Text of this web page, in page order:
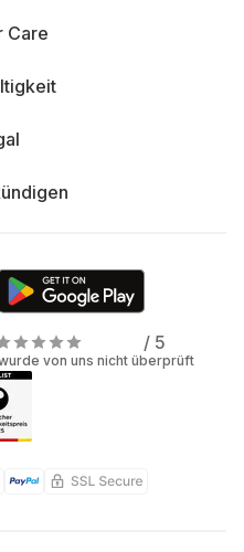
Care
/ 5
von uns nicht überprüft